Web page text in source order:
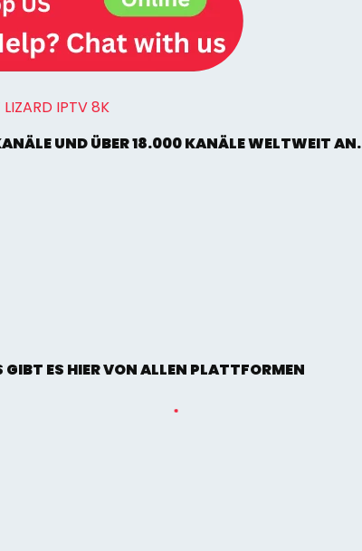
LIZARD IPTV 8K
UND ÜBER 18.000 KANÄLE WELTWEIT AN.
ES HIER VON ALLEN PLATTFORMEN